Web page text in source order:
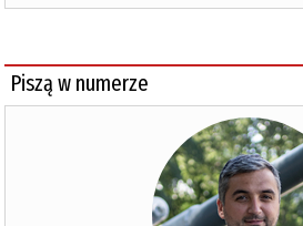
Piszą w numerze